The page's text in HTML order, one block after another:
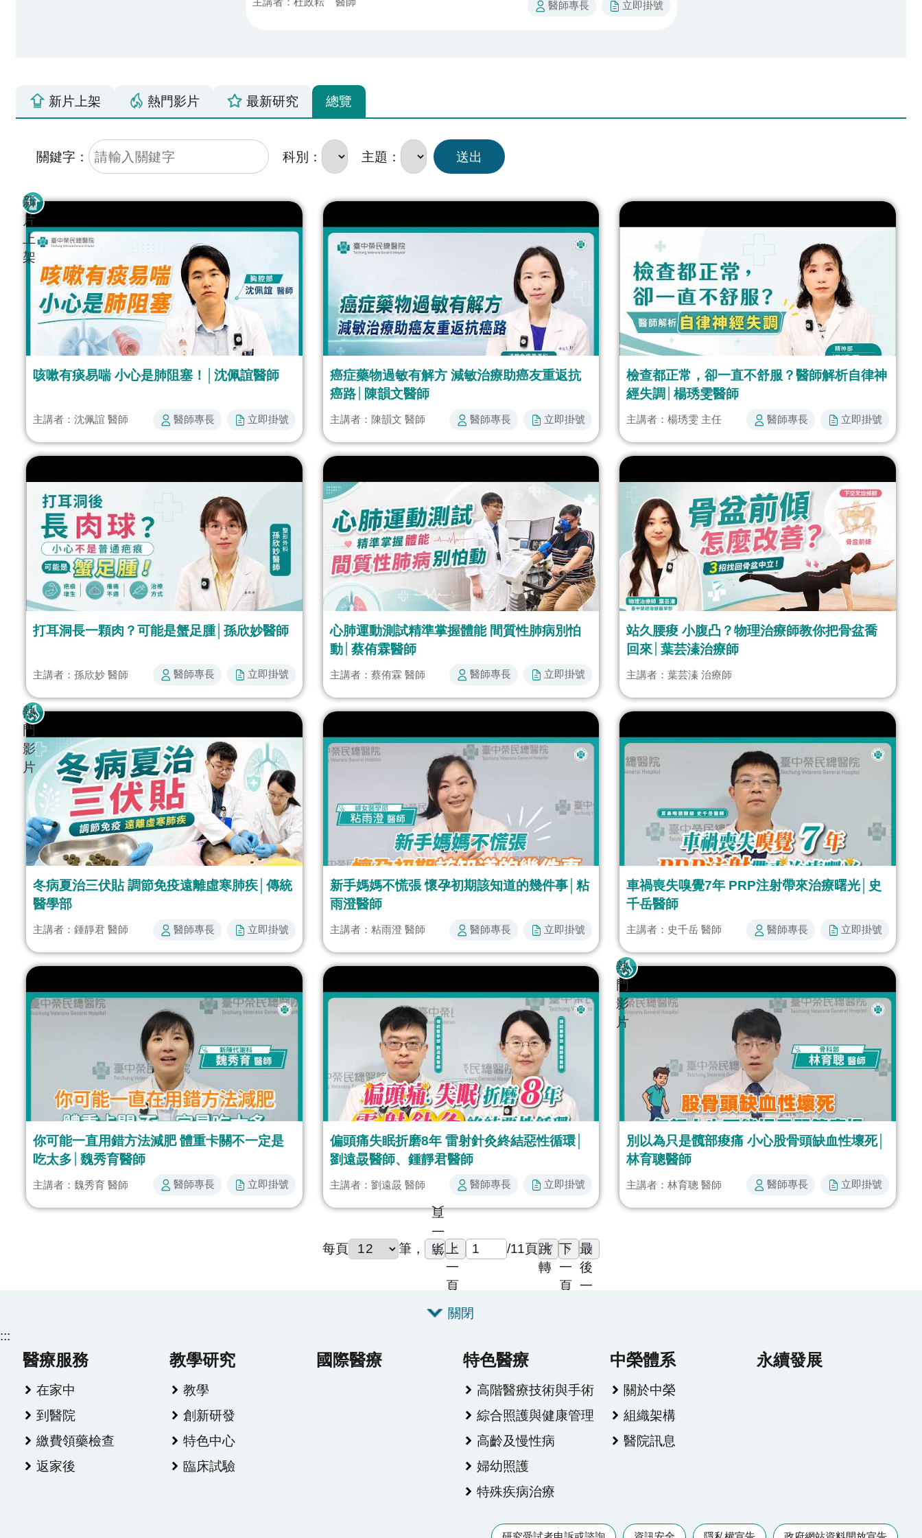
醫師專長​ 立即掛號​​
新片上架 熱門影片 最新研究 總覽
關鍵字： 科別： 主題：
咳嗽有痰易喘 小心是肺阻塞！│沈佩誼醫師
新
片
上
架
主講者：沈佩誼 醫師 醫師專長​ 立即掛號​​
癌症藥物過敏有解方 減敏治療助癌友重返抗
癌路│陳韻文醫師
主講者：陳韻文 醫師 醫師專長​ 立即掛號​​
檢查都正常，卻一直不舒服？醫師解析自律神
經失調│楊琇雯醫師
主講者：楊琇雯 主任 醫師專長​ 立即掛號​​
打耳洞長一顆肉？可能是蟹足腫│孫欣妙醫師
主講者：孫欣妙 醫師 醫師專長​ 立即掛號​​
心肺運動測試精準掌握體能 間質性肺病別怕
動│蔡侑霖醫師
主講者：蔡侑霖 醫師 醫師專長​ 立即掛號​​
站久腰痠 小腹凸？物理治療師教你把骨盆喬
回來│葉芸溱治療師
主講者：葉芸溱 治療師
冬病夏治三伏貼 調節免疫遠離虛寒肺疾│傳統
醫學部
熱
門
影
片
主講者：鍾靜君 醫師 醫師專長​ 立即掛號​​
新手媽媽不慌張 懷孕初期該知道的幾件事│粘
雨澄醫師
主講者：粘雨澄 醫師 醫師專長​ 立即掛號​​
車禍喪失嗅覺7年 PRP注射帶來治療曙光│史
千岳醫師
主講者：史千岳 醫師 醫師專長​ 立即掛號​​
你可能一直用錯方法減肥 體重卡關不一定是
吃太多│魏秀育醫師
主講者：魏秀育 醫師 醫師專長​ 立即掛號​​
偏頭痛失眠折磨8年 雷射針灸終結惡性循環│
劉遠晸醫師、鍾靜君醫師
主講者：劉遠晸 醫師 醫師專長​ 立即掛號​​
別以為只是髖部痠痛 小心股骨頭缺血性壞死│
林育聰醫師
熱
門
影
片
主講者：林育聰 醫師 醫師專長​ 立即掛號​​
每頁 筆 ， 第
一
頁
上
一
頁
/11頁跳
轉
下
一
頁
最
後
一
關閉
:::
醫療服務
在家中
到醫院
繳費領藥檢查
返家後
教學研究
教學
創新研發
特色中心
臨床試驗
國際醫療 特色醫療
高階醫療技術與手術
綜合照護與健康管理
高齡及慢性病
婦幼照護
特殊疾病治療
中榮體系
關於中榮
組織架構
醫院訊息
永續發展